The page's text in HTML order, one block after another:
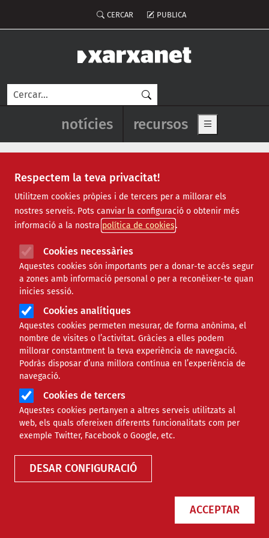
Respectem la teva privacitat!
Utilitzem cookies pròpies i de tercers per a millorar els
nostres serveis. Pots canviar la configuració o obtenir més
informació a la nostra política de cookies
Cookies necessàries
Aquestes cookies són importants per a donar-te accés segur
a zones amb informació personal o per a reconèixer-te quan
inicies sessió.
Cookies analítiques
Aquestes cookies permeten mesurar, de forma anònima, el
nombre de visites o l’activitat. Gràcies a elles podem
millorar constantment la teva experiència de navegació.
Podràs disposar d’una millora contínua en l’experiència de
navegació.
Cookies de tercers
Aquestes cookies pertanyen a altres serveis utilitzats al
web, els quals ofereixen diferents funcionalitats com per
exemple Twitter, Facebook o Google, etc.
DESAR CONFIGURACIÓ
ACCEPTAR
Menú del compte d'usuari
CERCAR PUBLICA
Cerca
Navegació principal de
notícies recursos Show main
Notícies
Totes | Ambiental | Comunitari | Cultural | Social
|
Internacional | Projectes | Jurídic | Tecnològic
Formació
Àmbit de la notícia
SOCIAL
Míriam Alemán: "Les joves
tenen un potencial
transformador molt més gran
que la gent adulta"
Comparteix
X Compartir en altres xarxes socials